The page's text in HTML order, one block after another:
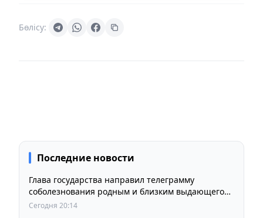
Бөлісу:
Последние новости
Глава государства направил телеграмму
соболезнования родным и близким выдающегося
кинорежиссера Ардака Амиркулова
Сегодня 20:14